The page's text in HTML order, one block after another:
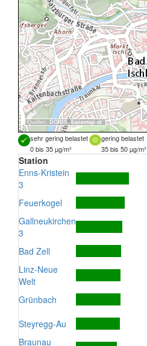
Quellen: DORIS, basemap.at
sehr gering belastet gering belastet
0 bis 35 µg/m³
35 bis 50 µg/m³
Station
Enns-Kristein
3
Feuerkogel
Gallneukirchen
3
Bad Zell
Linz-Neue
Welt
Grünbach
Steyregg-Au
Braunau